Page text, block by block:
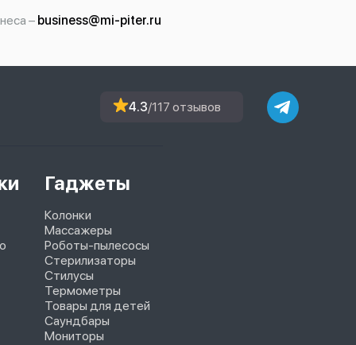
– business@mi-piter.ru
4.3/117 отзывов
Гаджеты
Колонки
Массажеры
Роботы-пылесосы
Стерилизаторы
Стилусы
Термометры
Товары для детей
Саундбары
Мониторы